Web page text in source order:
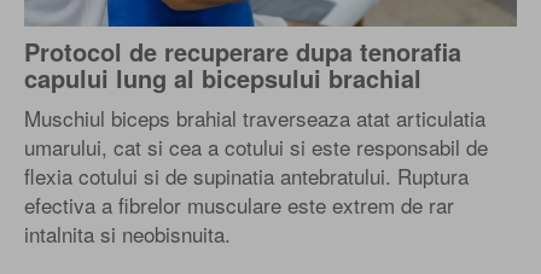
Protocol de recuperare dupa tenorafia
capului lung al bicepsului brachial
Muschiul biceps brahial traverseaza atat articulatia
umarului, cat si cea a cotului si este responsabil de
flexia cotului si de supinatia antebratului. Ruptura
efectiva a fibrelor musculare este extrem de rar
intalnita si neobisnuita.